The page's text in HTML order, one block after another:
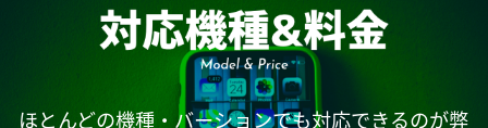
ほとんどの機種・バーションでも対応できるのが弊